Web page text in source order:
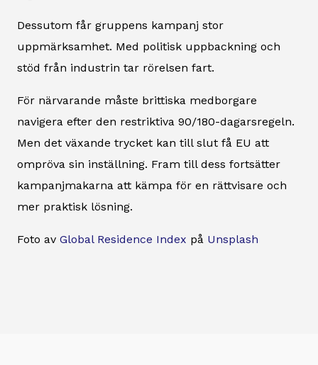
Dessutom får gruppens kampanj stor
uppmärksamhet. Med politisk uppbackning och
stöd från industrin tar rörelsen fart.
För närvarande måste brittiska medborgare
navigera efter den restriktiva 90/180-dagarsregeln.
Men det växande trycket kan till slut få EU att
ompröva sin inställning. Fram till dess fortsätter
kampanjmakarna att kämpa för en rättvisare och
mer praktisk lösning.
Foto av Global Residence Index på Unsplash